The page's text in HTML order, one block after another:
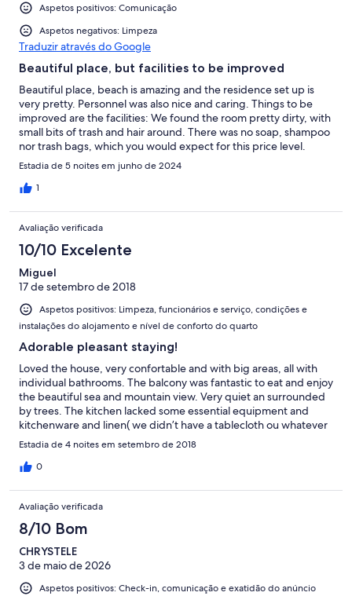
Aspetos positivos: Comunicação
Aspetos negativos: Limpeza
Traduzir através do Google
Beautiful place, but facilities to be improved
Beautiful place, beach is amazing and the residence set up is
very pretty. Personnel was also nice and caring. Things to be
improved are the facilities: We found the room pretty dirty, with
small bits of trash and hair around. There was no soap, shampoo
nor trash bags, which you would expect for this price level.
Estadia de 5 noites em junho de 2024
1
Avaliação verificada
10/10 Excelente
Miguel
17 de setembro de 2018
Aspetos positivos: Limpeza, funcionários e serviço, condições e
instalações do alojamento e nível de conforto do quarto
Adorable pleasant staying!
Loved the house, very confortable and with big areas, all with
individual bathrooms. The balcony was fantastic to eat and enjoy
the beautiful sea and mountain view. Very quiet an surrounded
by trees. The kitchen lacked some essential equipment and
kitchenware and linen( we didn’t have a tablecloth ou whatever
to have our meals...) anyway, loved it!!!
Estadia de 4 noites em setembro de 2018
0
Avaliação verificada
8/10 Bom
CHRYSTELE
3 de maio de 2026
Aspetos positivos: Check-in, comunicação e exatidão do anúncio